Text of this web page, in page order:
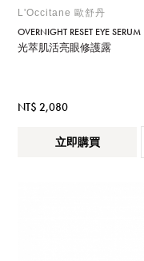
L'Occitane 歐舒丹
OVERNIGHT RESET EYE SERUM
光萃肌活亮眼修護露
NT$ 2,080
立即購買